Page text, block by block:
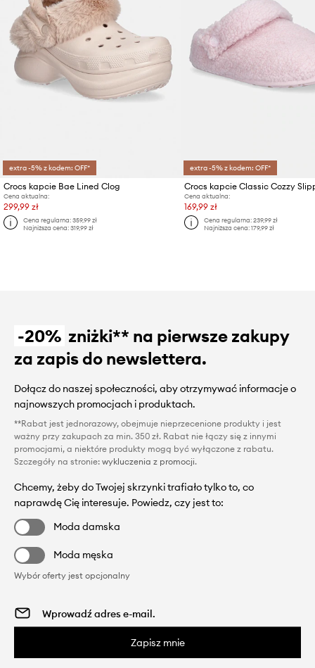
extra -5% z kodem: OFF*
Crocs kapcie Bae Lined Clog
Cena aktualna:
299,99 zł
Cena regularna:359,99 zł
Najniższa cena:319,99 zł
extra -5% z kodem: OFF*
Crocs kapcie Classic Cozzy
Cena aktualna:
169,99 zł
Cena regularna:239,99 zł
Najniższa cena:179,99 zł
-20% zniżki** na pierwsze zakupy
za zapis do newslettera.
Dołącz do naszej społeczności, aby otrzymywać informacje o
najnowszych promocjach i produktach.
**Rabat jest jednorazowy, obejmuje nieprzecenione produkty i jest
ważny przy zakupach za min. 350 zł. Rabat nie łączy się z innymi
promocjami, a niektóre produkty mogą być wyłączone z rabatu.
Szczegóły na stronie: wykluczenia z promocji.
Chcemy, żeby do Twojej skrzynki trafiało tylko to, co
naprawdę Cię interesuje. Powiedz, czy jest to:
Moda damska
Moda męska
Wybór oferty jest opcjonalny
Zapisz mnie